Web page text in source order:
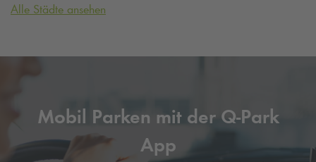
Alle Städte ansehen
Mobil Parken mit der Q-Park
App